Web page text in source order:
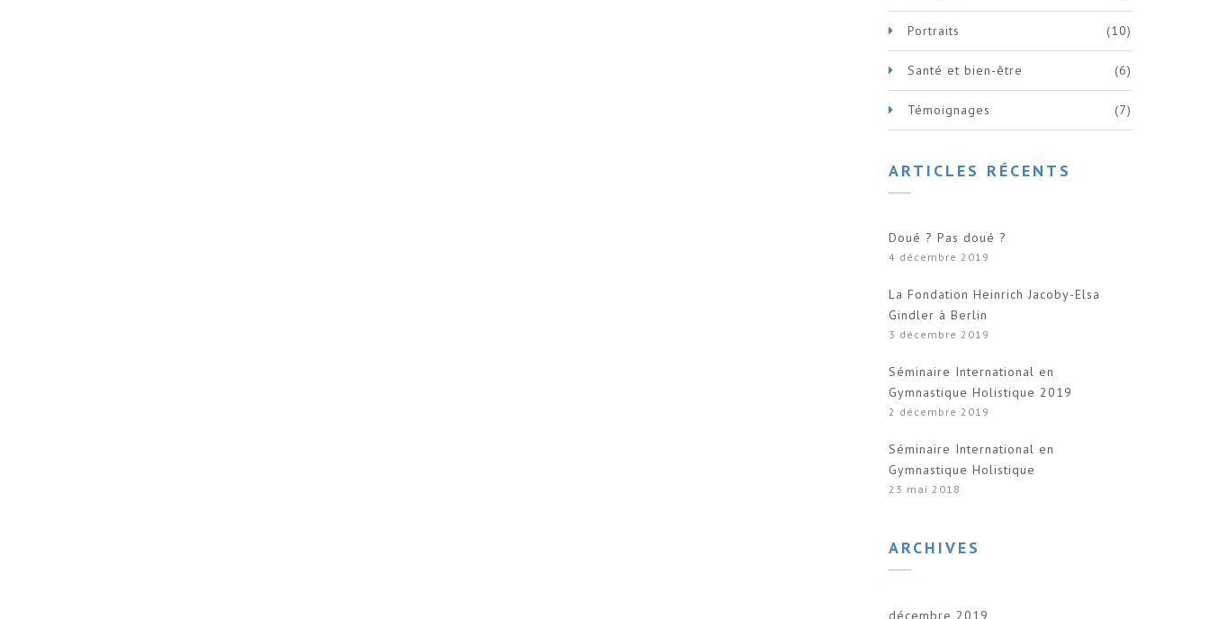
Portraits (10)
Santé et bien-être (6)
Témoignages (7)
ARTICLES RÉCENTS
Doué ? Pas doué ?
4 décembre 2019
La Fondation Heinrich Jacoby-Elsa
Gindler à Berlin
3 décembre 2019
Séminaire International en
Gymnastique Holistique 2019
2 décembre 2019
Séminaire International en
Gymnastique Holistique
23 mai 2018
ARCHIVES
décembre 2019